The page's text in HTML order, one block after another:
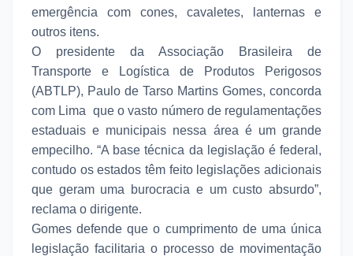
emergência com cones, cavaletes, lanternas e
outros itens.
O presidente da Associação Brasileira de
Transporte e Logística de Produtos Perigosos
(ABTLP), Paulo de Tarso Martins Gomes, concorda
com Lima que o vasto número de regulamentações
estaduais e municipais nessa área é um grande
empecilho. “A base técnica da legislação é federal,
contudo os estados têm feito legislações adicionais
que geram uma burocracia e um custo absurdo”,
reclama o dirigente.
Gomes defende que o cumprimento de uma única
legislação facilitaria o processo de movimentação